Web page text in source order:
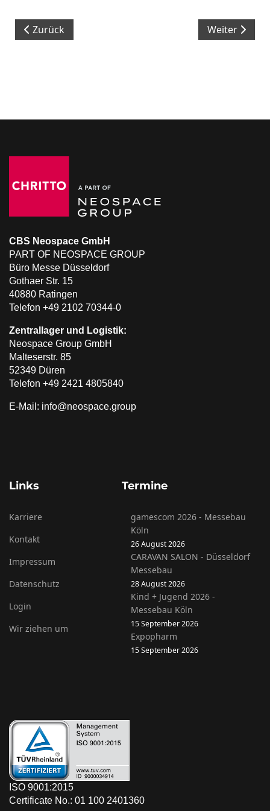
Vorheriger Beitrag: CBS realisiert Deutschen
Zurück Nächster
Weiter
CBS Neospace GmbH
PART OF NEOSPACE GROUP
Büro Messe Düsseldorf
Gothaer Str. 15
40880 Ratingen
Telefon +49 2102 70344-0
Zentrallager und Logistik:
Neospace Group GmbH
Malteserstr. 85
52349 Düren
Telefon +49 2421 4805840
E-Mail: info@neospace.group
Links
Karriere
Kontakt
Impressum
Datenschutz
Login
Wir ziehen um
Termine
gamescom 2026 - Messebau
Köln
26 August 2026
CARAVAN SALON - Düsseldorf
Messebau
28 August 2026
Kind + Jugend 2026 -
Messebau Köln
15 September 2026
Expopharm
15 September 2026
ISO 9001:2015
Certificate No.: 01 100 2401360